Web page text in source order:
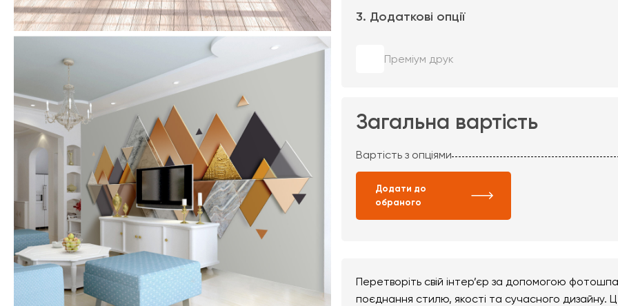
3. Додаткові опції
Преміум друк
Загальна вартість
Вартість з опціями
Додати до
обраного
Перетворіть свій інтер’єр за допомогою
поєднання стилю, якості та сучасного дизайну.